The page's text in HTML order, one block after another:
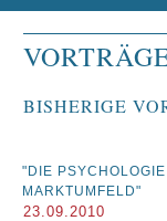
BISHERIGE
"DIE
MARKTUMFELD"
23.09.2010